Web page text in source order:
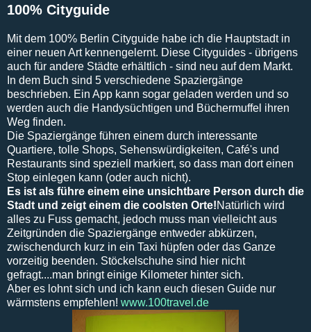
100% Cityguide
Mit dem 100% Berlin Cityguide habe ich die Hauptstadt in
einer neuen Art kennengelernt. Diese Cityguides - übrigens
auch für andere Städte erhältlich - sind neu auf dem Markt.
In dem Buch sind 5 verschiedene Spaziergänge
beschrieben. Ein App kann sogar geladen werden und so
werden auch die Handysüchtigen und Büchermuffel ihren
Weg finden.
Die Spaziergänge führen einem durch interessante
Quartiere, tolle Shops, Sehenswürdigkeiten, Café's und
Restaurants sind speziell markiert, so dass man dort einen
Stop einlegen kann (oder auch nicht).
Es ist als führe einem eine unsichtbare Person durch die
Stadt und zeigt einem die coolsten Orte!Natürlich wird
alles zu Fuss gemacht, jedoch muss man vielleicht aus
Zeitgründen die Spaziergänge entweder abkürzen,
zwischendurch kurz in ein Taxi hüpfen oder das Ganze
vorzeitig beenden. Stöckelschuhe sind hier nicht
gefragt....man bringt einige Kilometer hinter sich.
Aber es lohnt sich und ich kann euch diesen Guide nur
wärmstens empfehlen! www.100travel.de